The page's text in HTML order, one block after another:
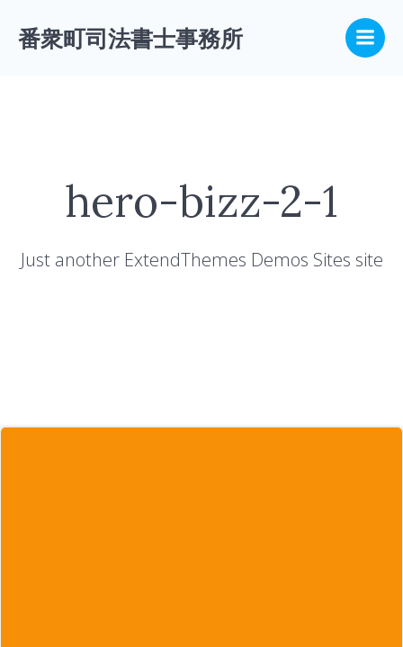
ン
テ
ッ
プ
番衆町司法書士事務所
hero-bizz-2-1
Just another ExtendThemes Demos Sites site